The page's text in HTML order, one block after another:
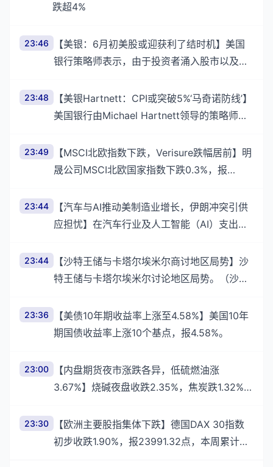
跌超4%
23:46
【美银：6月初美股或迎获利了结时机】美国
银行策略师表示，由于投资者涌入股市以及通
条件。由Michael Hartne
23:48
【美银Hartnett：CPI或突破5%‘马奇诺防线’】
美国银行由Michael Hartnett领导的策略师团
增速迅速放缓，否则CPI
23:49
【MSCI北欧指数下跌，Verisure跌幅居前】明
晟公司MSCI北欧国家指数下跌0.3%，报
最大。Verisure Plc
23:44
【汽车与AI推动美制造业增长，伊朗冲突引供
应担忧】在汽车行业及人工智能（AI）支出热
业产出增长0.6%，为2025年2月以来最大升
23:44
【沙特王储与卡塔尔埃米尔商讨地区局势】沙
特王储与卡塔尔埃米尔讨论地区局势。（沙特
23:36
【美债10年期收益率上涨至4.58%】美国10年
期国债收益率上涨10个基点，报4.58%。
23:00
【内盘期货夜市涨跌各异，低硫燃油涨
3.67%】烧碱夜盘收跌2.35%，焦炭跌1.32%，
油、纸浆、豆粕、铁矿石至少跌
23:30
【欧洲主要股指集体下跌】德国DAX 30指数
初步收跌1.90%，报23991.32点，本周累计下